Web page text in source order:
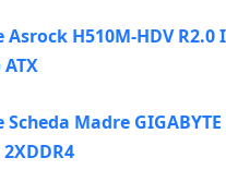
Asrock H510M-HDV R2.0
Scheda Madre GIGABYTE